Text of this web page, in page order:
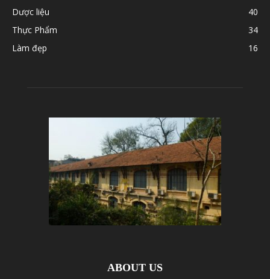
Dược liệu
40
Thực Phẩm
34
Làm đẹp
16
ABOUT US